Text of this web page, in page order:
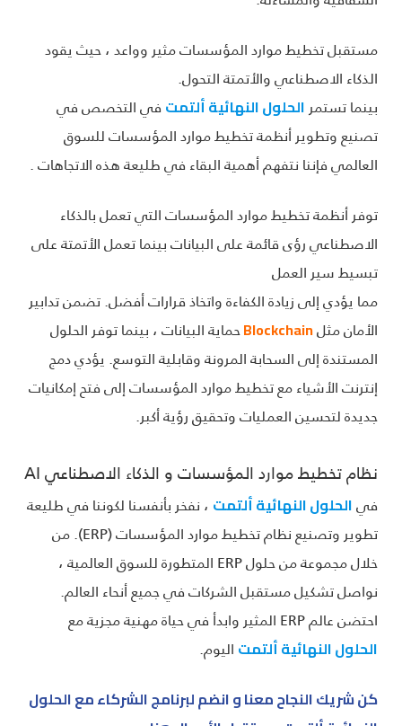
مستقبل تخطيط موارد المؤسسات مثير وواعد ، حيث يقود
الذكاء الاصطناعي والأتمتة التحول.
بينما تستمرالحلول النهائية ألتمت في التخصص في
تصنيع وتطوير أنظمة تخطيط موارد المؤسسات للسوق
العالمي فإننا نتفهم أهمية البقاء في طليعة هذه الاتجاهات .
توفر أنظمة تخطيط موارد المؤسسات التي تعمل بالذكاء
الاصطناعي رؤى قائمة على البيانات بينما تعمل الأتمتة على
تبسيط سير العمل
مما يؤدي إلى زيادة الكفاءة واتخاذ قرارات أفضل. تضمن تدابير
الأمان مثلBlockchainحماية البيانات ، بينما توفر الحلول
المستندة إلى السحابة المرونة وقابلية التوسع. يؤدي دمج
إنترنت الأشياء مع تخطيط موارد المؤسسات إلى فتح إمكانيات
جديدة لتحسين العمليات وتحقيق رؤية أكبر.
نظام تخطيط موارد المؤسسات و الذكاء الاصطناعي AI
فيالحلول النهائية ألتمت ، نفخر بأنفسنا لكوننا في طليعة
تطوير وتصنيع نظام تخطيط موارد المؤسسات (ERP). من
خلال مجموعة من حلول ERP المتطورة للسوق العالمية ،
نواصل تشكيل مستقبل الشركات في جميع أنحاء العالم.
احتضن عالم ERP المثير وابدأ في حياة مهنية مجزية مع
الحلول النهائية ألتمت اليوم.
كن شريك النجاح معنا و انضم لبرنامج الشركاء مع الحلول